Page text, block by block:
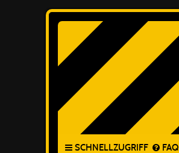
SCHNELLZUGRIFF FAQ